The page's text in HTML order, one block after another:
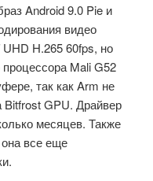
Android 9.0 Pie и
видео
H.265 60fps, но
Mali G52
так как Arm не
Bitfrost GPU. Драйвер
месяцев. Также
все еще